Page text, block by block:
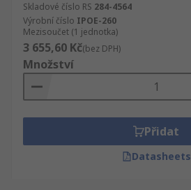
Skladové číslo RS 284-4564
Výrobní číslo IPOE-260
Mezisoučet (1 jednotka)
3 655,60 Kč(bez DPH)
Množství
Přidat
Datasheets